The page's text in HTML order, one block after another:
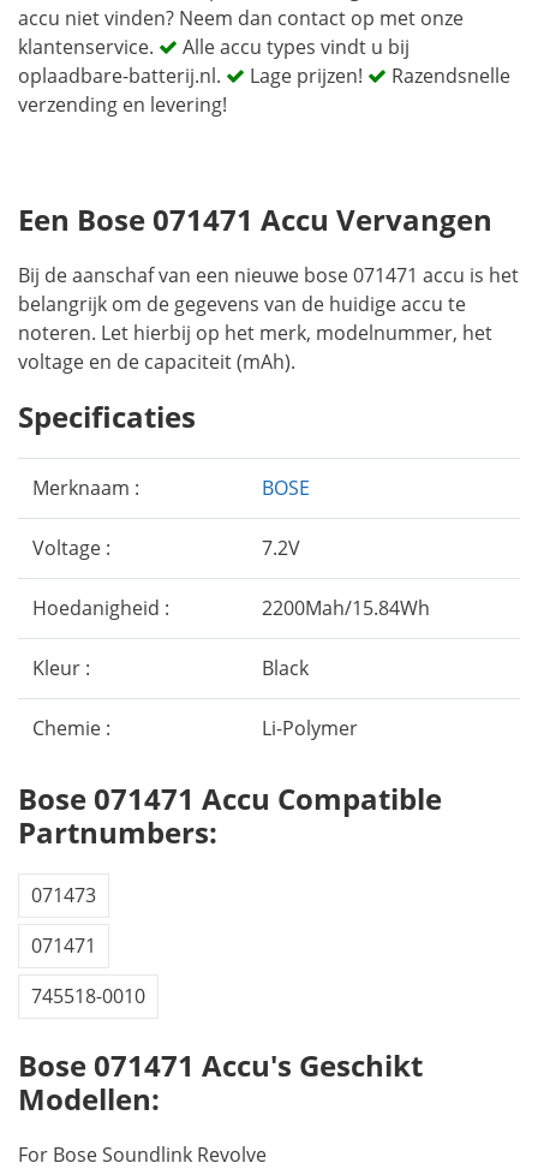
accu niet vinden? Neem dan contact op met onze
klantenservice.
Alle accu types vindt u bij
oplaadbare-batterij.nl.
Lage prijzen!
Razendsnelle
verzending en levering!
Een Bose 071471 Accu Vervangen
Bij de aanschaf van een nieuwe bose 071471 accu is het
belangrijk om de gegevens van de huidige accu te
noteren. Let hierbij op het merk, modelnummer, het
voltage en de capaciteit (mAh).
Specificaties
Merknaam : BOSE
Voltage : 7.2V
Hoedanigheid : 2200Mah/15.84Wh
Kleur : Black
Chemie : Li-Polymer
Bose 071471 Accu Compatible
Partnumbers:
071473
071471
745518-0010
Bose 071471 Accu's Geschikt
Modellen:
For Bose Soundlink Revolve